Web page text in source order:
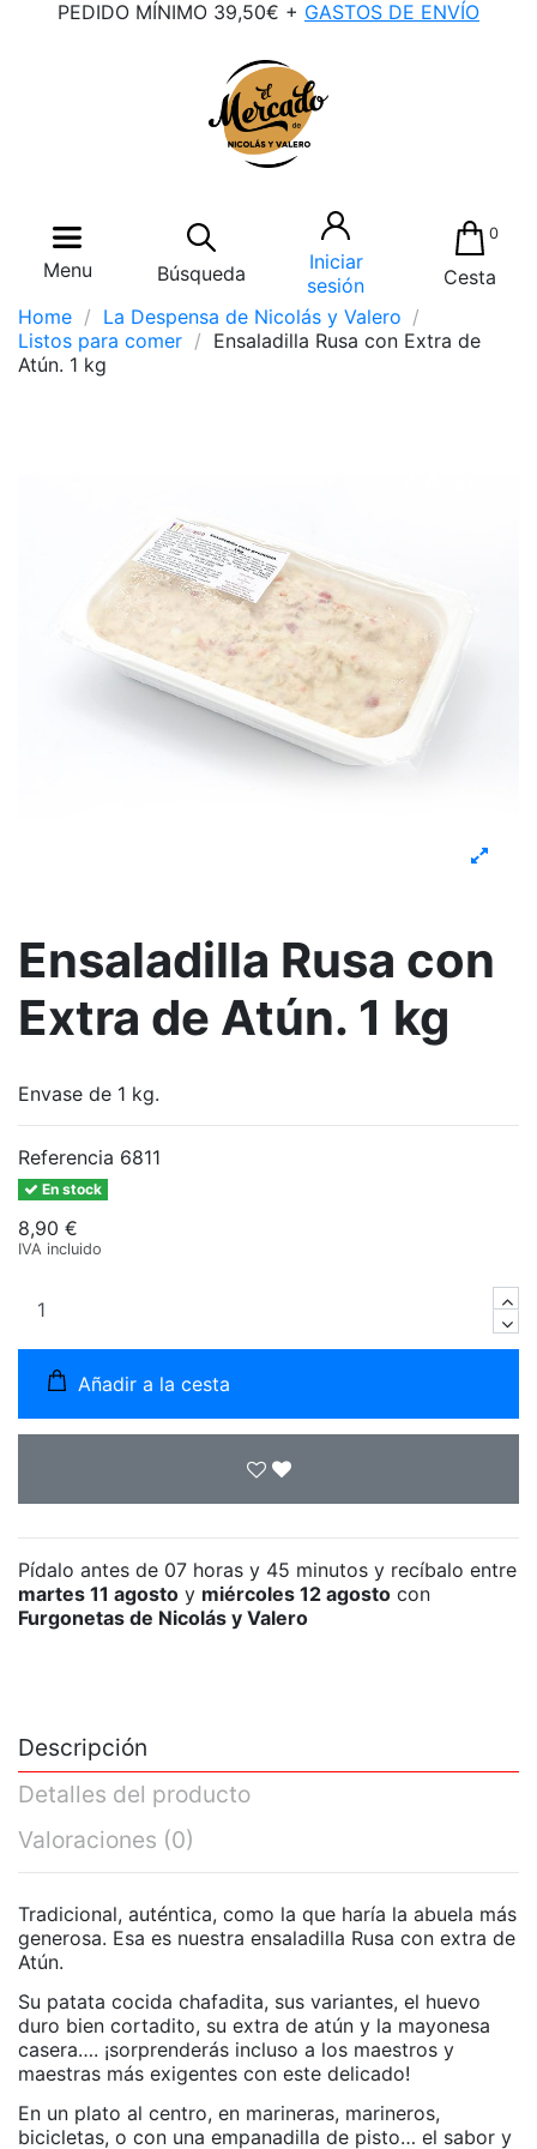
PEDIDO MÍNIMO 39,50€ + GASTOS DE ENVÍO
Menu Búsqueda
Iniciar
sesión
0
Cesta
Home
La Despensa de Nicolás y Valero
Listos para comer
Ensaladilla Rusa con Extra de
Atún. 1 kg
Ensaladilla Rusa con
Extra de Atún. 1 kg
Envase de 1 kg.
Referencia 6811
En stock
8,90 €
IVA incluido
Añadir a la cesta
Pídalo antes de 07 horas y 45 minutos y recíbalo entre
martes 11 agosto y miércoles 12 agosto con
Furgonetas de Nicolás y Valero
Descripción
Detalles del producto
Valoraciones (0)
Tradicional, auténtica, como la que haría la abuela más
generosa. Esa es nuestra ensaladilla Rusa con extra de
Atún.
Su patata cocida chafadita, sus variantes, el huevo
duro bien cortadito, su extra de atún y la mayonesa
casera…. ¡sorprenderás incluso a los maestros y
maestras más exigentes con este delicado!
En un plato al centro, en marineras, marineros,
bicicletas, o con una empanadilla de pisto… el sabor y